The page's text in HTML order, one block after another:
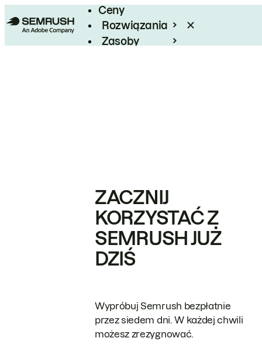
Ceny
Rozwiązania
Zasoby
ZACZNIJ
KORZYSTAĆ Z
SEMRUSH JUŻ
DZIŚ
Wypróbuj Semrush bezpłatnie
przez siedem dni. W każdej chwili
możesz zrezygnować.